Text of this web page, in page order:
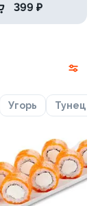
399 ₽
Угорь Тунец